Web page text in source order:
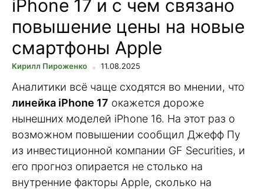
iPhone 17 и с чем связано
повышение цены на новые
смартфоны Apple
Кирилл Пироженко 11.08.2025
Аналитики всё чаще сходятся во мнении, что
линейка iPhone 17 окажется дороже
нынешних моделей iPhone 16. На этот раз о
возможном повышении сообщил Джефф Пу
из инвестиционной компании GF Securities, и
его прогноз опирается не столько на
внутренние факторы Apple, сколько на